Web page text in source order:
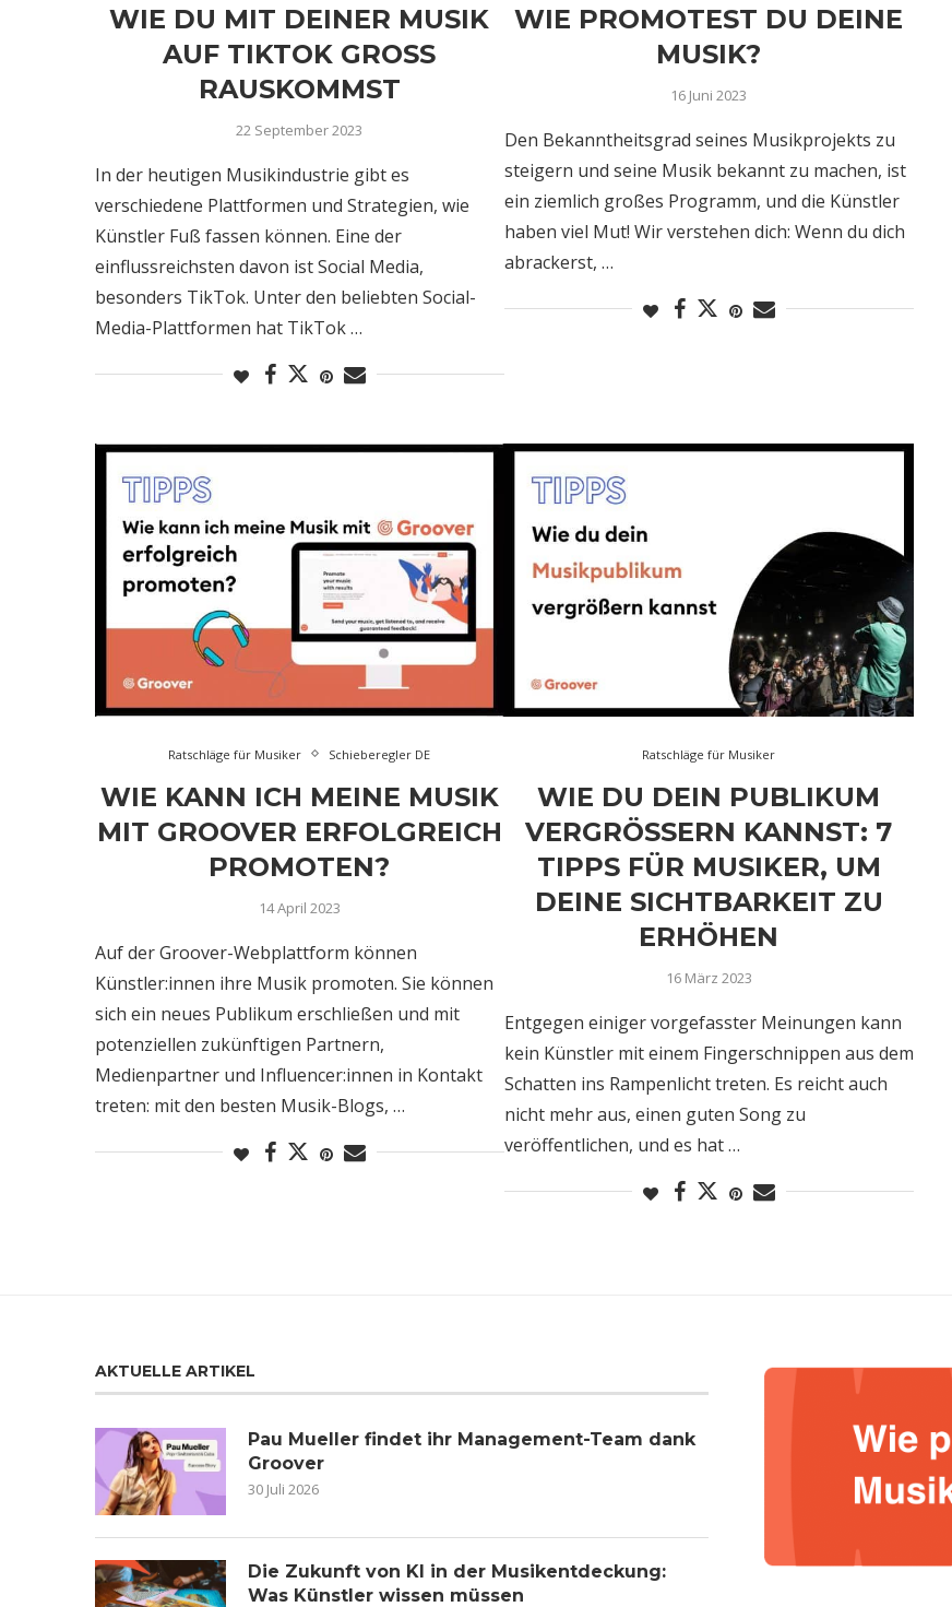
WIE DU MIT DEINER MUSIK
AUF TIKTOK GROSS
RAUSKOMMST
22 September 2023
In der heutigen Musikindustrie gibt es
verschiedene Plattformen und Strategien, wie
Künstler Fuß fassen können. Eine der
einflussreichsten davon ist Social Media,
besonders TikTok. Unter den beliebten Social-
Media-Plattformen hat TikTok …
WIE PROMOTEST DU DEINE
MUSIK?
16 Juni 2023
Den Bekanntheitsgrad seines Musikprojekts zu
steigern und seine Musik bekannt zu machen, ist
ein ziemlich großes Programm, und die Künstler
haben viel Mut! Wir verstehen dich: Wenn du dich
abrackerst, …
Ratschläge für Musiker Schieberegler DE
WIE KANN ICH MEINE MUSIK
MIT GROOVER ERFOLGREICH
PROMOTEN?
14 April 2023
Auf der Groover-Webplattform können
Künstler:innen ihre Musik promoten. Sie können
sich ein neues Publikum erschließen und mit
potenziellen zukünftigen Partnern,
Medienpartner und Influencer:innen in Kontakt
treten: mit den besten Musik-Blogs, …
Ratschläge für Musiker
WIE DU DEIN PUBLIKUM
VERGRÖSSERN KANNST: 7
TIPPS FÜR MUSIKER, UM
DEINE SICHTBARKEIT ZU
ERHÖHEN
16 März 2023
Entgegen einiger vorgefasster Meinungen kann
kein Künstler mit einem Fingerschnippen aus dem
Schatten ins Rampenlicht treten. Es reicht auch
nicht mehr aus, einen guten Song zu
veröffentlichen, und es hat …
AKTUELLE ARTIKEL
Pau Mueller findet ihr Management-Team dank
Groover
30 Juli 2026
Die Zukunft von KI in der Musikentdeckung:
Was Künstler wissen müssen